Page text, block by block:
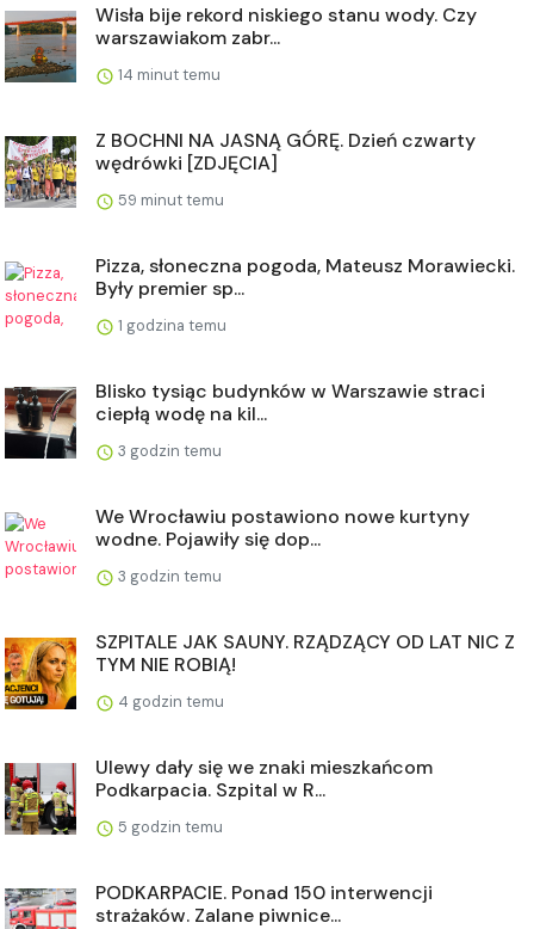
Wisła bije rekord niskiego stanu wody. Czy
warszawiakom zabr...
14 minut temu
Z BOCHNI NA JASNĄ GÓRĘ. Dzień czwarty
wędrówki [ZDJĘCIA]
59 minut temu
Pizza, słoneczna pogoda, Mateusz Morawiecki.
Były premier sp...
1 godzina temu
Blisko tysiąc budynków w Warszawie straci
ciepłą wodę na kil...
3 godzin temu
We Wrocławiu postawiono nowe kurtyny
wodne. Pojawiły się dop...
3 godzin temu
SZPITALE JAK SAUNY. RZĄDZĄCY OD LAT NIC Z
TYM NIE ROBIĄ!
4 godzin temu
Ulewy dały się we znaki mieszkańcom
Podkarpacia. Szpital w R...
5 godzin temu
PODKARPACIE. Ponad 150 interwencji
strażaków. Zalane piwnice...